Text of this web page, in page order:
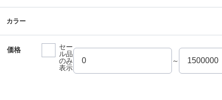
カラー
価格
セー
ル品
のみ
表示
～